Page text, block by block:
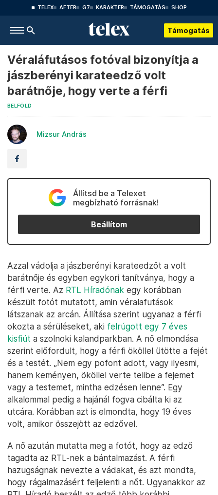
TELEX AFTER G7 KARAKTER TÁMOGATÁS SHOP
Támogatás
Véraláfutásos fotóval bizonyítja a
jászberényi karateedző volt
barátnője, hogy verte a férfi
BELFÖLD
Mizsur András
Állítsd be a Telexet
megbízható forrásnak!
Beállítom
Azzal vádolja a jászberényi karateedzőt a volt
barátnője és egyben egykori tanítványa, hogy a
férfi verte. Az RTL Híradónak egy korábban
készült fotót mutatott, amin véralafutások
látszanak az arcán. Állítása szerint ugyanaz a férfi
okozta a sérüléseket, aki felrúgott egy 7 éves
kisfiút a szolnoki kalandparkban. A nő elmondása
szerint előfordult, hogy a férfi ököllel ütötte a fejét
és a testét. „Nem egy pofont adott, vagy ilyesmi,
hanem keményen, ököllel verte telibe a fejemet
vagy a testemet, mintha edzésen lenne”. Egy
alkalommal pedig a hajánál fogva cibálta ki az
utcára. Korábban azt is elmondta, hogy 19 éves
volt, amikor összejött az edzővel.
A nő azután mutatta meg a fotót, hogy az edző
tagadta az RTL-nek a bántalmazást. A férfi
hazugságnak nevezte a vádakat, és azt mondta,
hogy rágalmazásért feljelenti a nőt. Ugyanakkor az